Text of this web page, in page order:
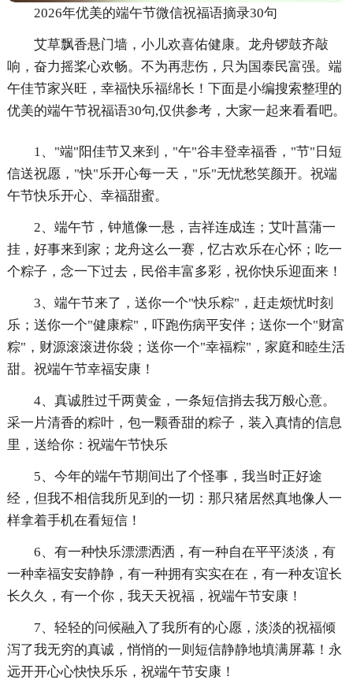
2026年优美的端午节微信祝福语摘录30句
艾草飘香悬门墙，小儿欢喜佑健康。龙舟锣鼓齐敲
响，奋力摇桨心欢畅。不为再悲伤，只为国泰民富强。端
午佳节家兴旺，幸福快乐福绵长！下面是小编搜索整理的
优美的端午节祝福语30句,仅供参考，大家一起来看看吧。
1、"端"阳佳节又来到，"午"谷丰登幸福香，"节"日短
信送祝愿，"快"乐开心每一天，"乐"无忧愁笑颜开。祝端
午节快乐开心、幸福甜蜜。
2、端午节，钟馗像一悬，吉祥连成连；艾叶菖蒲一
挂，好事来到家；龙舟这么一赛，忆古欢乐在心怀；吃一
个粽子，念一下过去，民俗丰富多彩，祝你快乐迎面来！
3、端午节来了，送你一个"快乐粽"，赶走烦忧时刻
乐；送你一个"健康粽"，吓跑伤病平安伴；送你一个"财富
粽"，财源滚滚进你袋；送你一个"幸福粽"，家庭和睦生活
甜。祝端午节幸福安康！
4、真诚胜过千两黄金，一条短信捎去我万般心意。
采一片清香的粽叶，包一颗香甜的粽子，装入真情的信息
里，送给你：祝端午节快乐
5、今年的端午节期间出了个怪事，我当时正好途
经，但我不相信我所见到的一切：那只猪居然真地像人一
样拿着手机在看短信！
6、有一种快乐漂漂洒洒，有一种自在平平淡淡，有
一种幸福安安静静，有一种拥有实实在在，有一种友谊长
长久久，有一个你，我天天祝福，祝端午节安康！
7、轻轻的问候融入了我所有的心愿，淡淡的祝福倾
泻了我无穷的真诚，悄悄的一则短信静静地填满屏幕！永
远开开心心快快乐乐，祝端午节安康！